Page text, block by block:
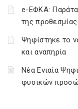
e-ΕΦΚΑ:
της
Ψηφίστηκε το
και αναπηρία
Νέα Ενιαία
φυσικών